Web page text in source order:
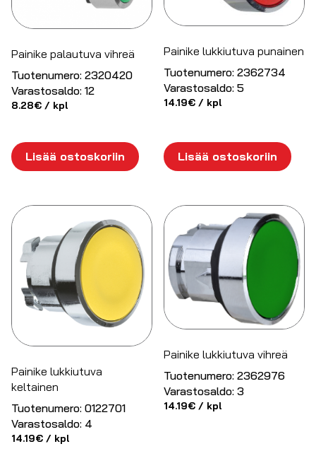
Painike palautuva vihreä
Tuotenumero: 2320420
Varastosaldo: 12
8.28€ / kpl
Lisää ostoskoriin
Painike lukkiutuva punainen
Tuotenumero: 2362734
Varastosaldo: 5
14.19€ / kpl
Lisää ostoskoriin
Painike lukkiutuva
keltainen
Tuotenumero: 0122701
Varastosaldo: 4
14.19€ / kpl
Painike lukkiutuva vihreä
Tuotenumero: 2362976
Varastosaldo: 3
14.19€ / kpl